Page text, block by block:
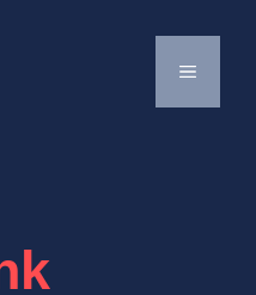
MENU